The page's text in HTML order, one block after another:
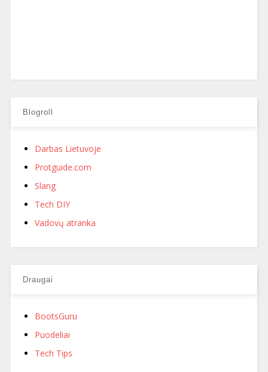
Blogroll
Darbas Lietuvoje
Protguide.com
Slang
Tech DIY
Vadovų atranka
Draugai
BootsGuru
Puodeliai
Tech Tips